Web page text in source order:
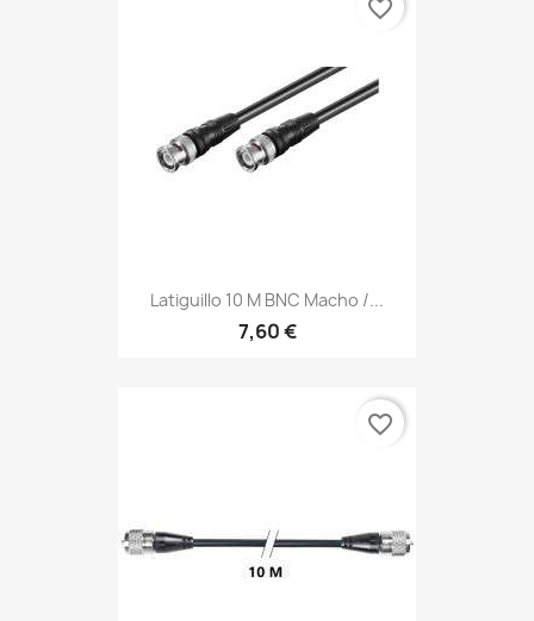
Latiguillo 10 M BNC Macho /...
7,60 €
favorite_border
favorite_border